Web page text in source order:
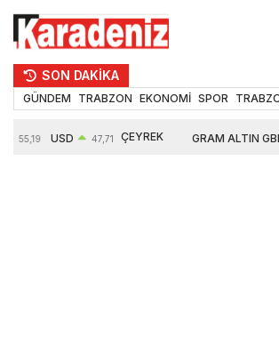
SON DAKİKA
GÜNDEM TRABZON EKONOMİ SPOR
55,19 USD 47,71 ÇEYREK GRAM ALTIN